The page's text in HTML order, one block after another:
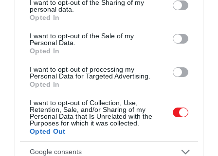
not limited to your visit or usage behaviour. You may click to
grant or deny consent to Google and its third-party tags to
use your data for below specified purposes in below Google
consent section.
I want to opt-out of the Sharing of my
personal data.
Opted In
I want to opt-out of the Sale of my
Personal Data.
Opted In
I want to opt-out of processing my
Personal Data for Targeted Advertising.
Opted In
I want to opt-out of Collection, Use,
Retention, Sale, and/or Sharing of my
Personal Data that Is Unrelated with the
Purposes for which it was collected.
Opted Out
Google consents
A program olyannyira jól működik, hogy
a 2024 Digital Nomad Report Brnót választotta meg a
tizedik legalkalmasabb városnak a digitális nomádok
A portál emlékeztet, hogy a városban jelenleg 15
távolról is végezhető munkával keresik a kenyerüket.
Ezen felül Brno városában az anyagiak miatt sem kell
aggódni, hiszen a 400 ezres város
a nyugat-európai nagyvárosokhoz képest a